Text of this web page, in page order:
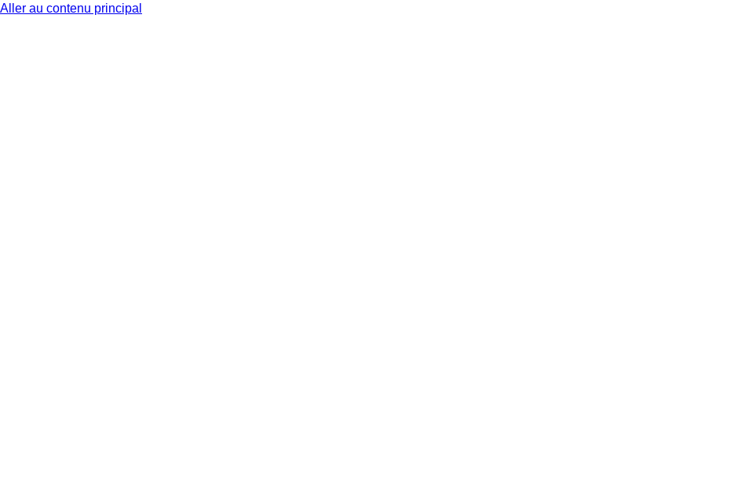
Aller au contenu principal